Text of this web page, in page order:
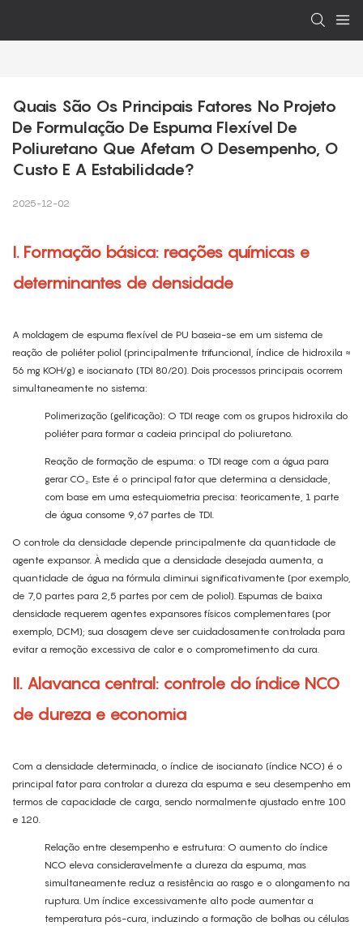
Quais São Os Principais Fatores No Projeto
De Formulação De Espuma Flexível De
Poliuretano Que Afetam O Desempenho, O
Custo E A Estabilidade?
2025-12-02
I. Formação básica: reações químicas e
determinantes de densidade
A moldagem de espuma flexível de PU baseia-se em um sistema de
reação de poliéter poliol (principalmente trifuncional, índice de hidroxila ≈
56 mg KOH/g) e isocianato (TDI 80/20). Dois processos principais ocorrem
simultaneamente no sistema:
Polimerização (gelificação): O TDI reage com os grupos hidroxila do
poliéter para formar a cadeia principal do poliuretano.
Reação de formação de espuma: o TDI reage com a água para
gerar CO₂. Este é o principal fator que determina a densidade,
com base em uma estequiometria precisa: teoricamente, 1 parte
de água consome 9,67 partes de TDI.
O controle da densidade depende principalmente da quantidade de
agente expansor. À medida que a densidade desejada aumenta, a
quantidade de água na fórmula diminui significativamente (por exemplo,
de 7,0 partes para 2,5 partes por cem de poliol). Espumas de baixa
densidade requerem agentes expansores físicos complementares (por
exemplo, DCM); sua dosagem deve ser cuidadosamente controlada para
evitar a remoção excessiva de calor e o comprometimento da cura.
II. Alavanca central: controle do índice NCO
de dureza e economia
Com a densidade determinada, o índice de isocianato (índice NCO) é o
principal fator para controlar a dureza da espuma e seu desempenho em
termos de capacidade de carga, sendo normalmente ajustado entre 100
e 120.
Relação entre desempenho e estrutura: O aumento do índice
NCO eleva consideravelmente a dureza da espuma, mas
simultaneamente reduz a resistência ao rasgo e o alongamento na
ruptura. Um índice excessivamente alto pode aumentar a
temperatura pós-cura, induzindo a formação de bolhas ou células